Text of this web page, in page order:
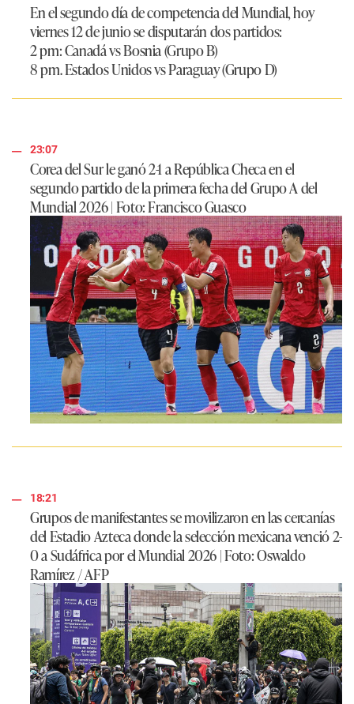
En el segundo día de competencia del Mundial, hoy
viernes 12 de junio se disputarán dos partidos:
2 pm: Canadá vs Bosnia (Grupo B)
8 pm. Estados Unidos vs Paraguay (Grupo D)
23:07
Corea del Sur le ganó 2-1 a República Checa en el
segundo partido de la primera fecha del Grupo A del
Mundial 2026 | Foto: Francisco Guasco
18:21
Grupos de manifestantes se movilizaron en las cercanías
del Estadio Azteca donde la selección mexicana venció 2-
0 a Sudáfrica por el Mundial 2026 | Foto: Oswaldo
Ramírez / AFP